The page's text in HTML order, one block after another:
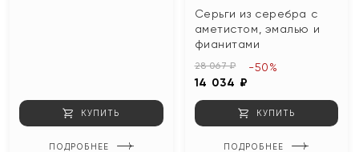
КУПИТЬ
ПОДРОБНЕЕ
Серьги из серебра с
аметистом, эмалью и
фианитами
28 067 ₽
14 034 ₽
-50%
КУПИТЬ
ПОДРОБНЕЕ